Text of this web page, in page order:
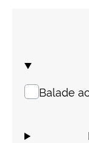
Balade
Sri Lanka
Indonésie
Voyage
Composez